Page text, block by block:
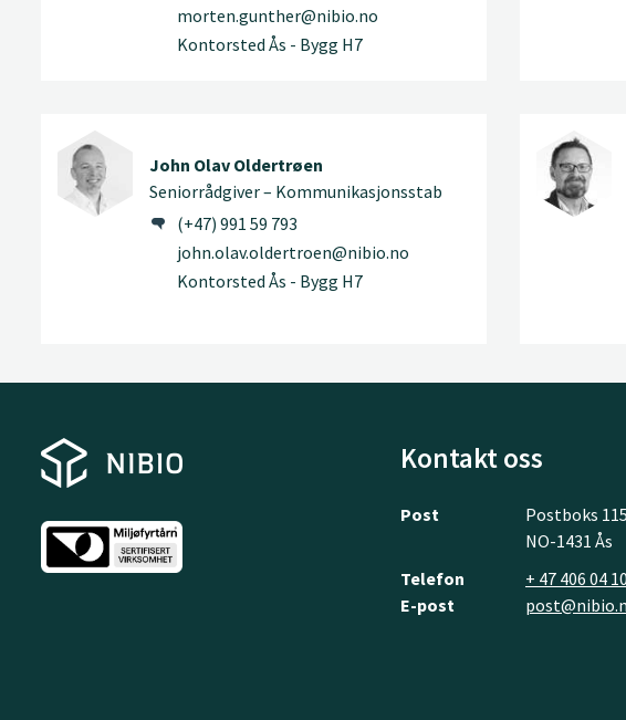
morten.gunther@nibio.no
Kontorsted Ås - Bygg H7
John Olav Oldertrøen
Seniorrådgiver – Kommunikasjonsstab
(+47) 991 59 793
john.olav.oldertroen@nibio.no
Kontorsted Ås - Bygg H7
Kontakt oss
Post
Postboks 115
NO-1431 Ås
Telefon
+ 47 406 04
E-post